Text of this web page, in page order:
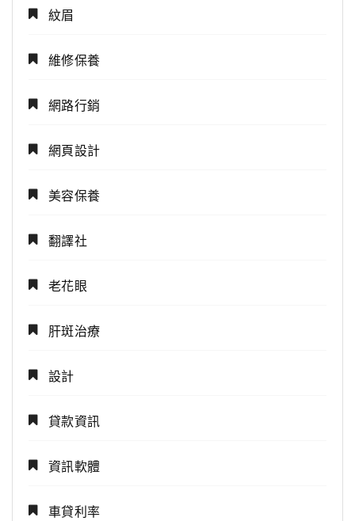
紋眉
維修保養
網路行銷
網頁設計
美容保養
翻譯社
老花眼
肝斑治療
設計
貸款資訊
資訊軟體
車貸利率